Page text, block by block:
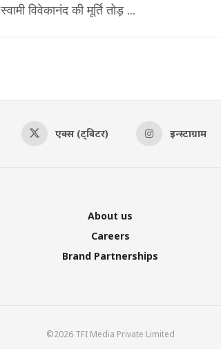
स्वामी विवेकानंद की मूर्ति तोड़ ...
एक्स (ट्विटर) इन्स्टाग्राम
About us
Careers
Brand Partnerships
©2026 TFI Media Private Limited